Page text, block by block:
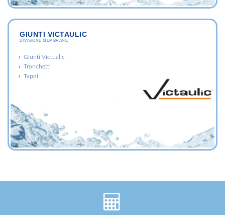
GIUNTI VICTAULIC
DIVISIONE MEMBRANE
Giunti Victualic
Tronchetti
Tappi